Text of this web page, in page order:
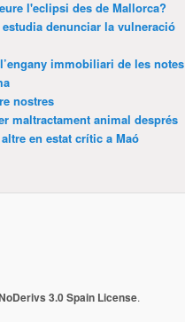
l'eclipsi des de Mallorca?
denunciar la vulneració
immobiliari de les notes
nostres
maltractament animal després
en estat crític a Maó
3.0 Spain License.